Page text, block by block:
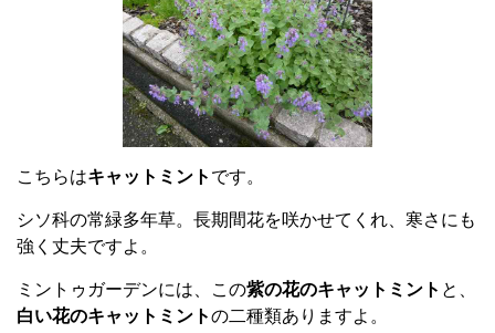
こちらはキャットミント です。
シソ科の常緑多年草。長期間花を咲かせてくれ、寒さにも
強く丈夫ですよ。
ミントゥガーデンには 、この紫の花のキャットミント と、
白い花のキャットミントの二種類ありますよ。